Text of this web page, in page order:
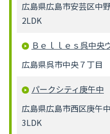
広島県広島市安芸区中
2LDK
Ｂｅｌｌｅｓ呉中央
広島県呉市中央７丁目
パークシティ庚午中
広島県広島市西区庚午
3LDK